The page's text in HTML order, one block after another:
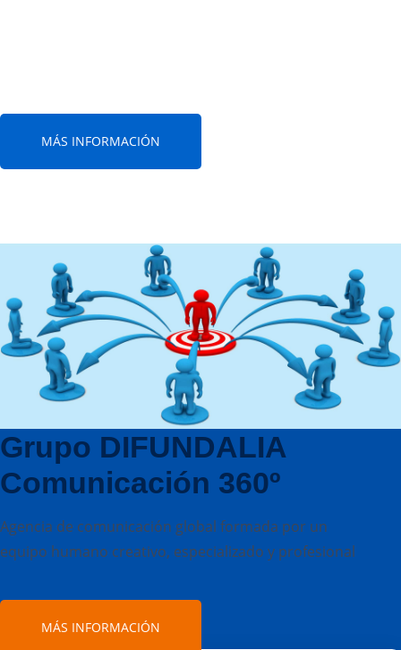
MÁS INFORMACIÓN
Grupo DIFUNDALIA
Comunicación 360º
Agencia de comunicación global formada por un
equipo humano creativo, especializado y profesional
MÁS INFORMACIÓN